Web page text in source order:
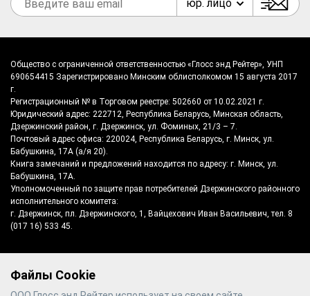
Файлы Cookie
юр. лицо
Общество с ограниченной ответственностью «Глосс энд Рейтер», УНП
690654415 Зарегистрировано Минским облисполкомом 15 августа 2017
г.
Регистрационный № в Торговом реестре: 502660 от 10.02.2021 г.
Юридический адрес: 222712, Республика Беларусь, Минская область,
Дзержинский район, г. Дзержинск, ул. Фоминых, 21/3 – 7.
Почтовый адрес офиса: 220024, Республика Беларусь, г. Минск, ул.
Бабушкина, 17А (а/я 20).
Книга замечаний и предложений находится по адресу: г. Минск, ул.
Бабушкина, 17А.
Уполномоченный по защите прав потребителей Дзержинского районного
исполнительного комитета:
г. Дзержинск, пл. Дзержинского, 1, Вайцехович Иван Васильевич, тел. 8
(017 16) 533 45.
©2026
Gloss & Reiter- производитель